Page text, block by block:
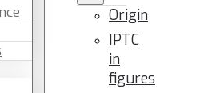
Origin
IPTC
in
figures